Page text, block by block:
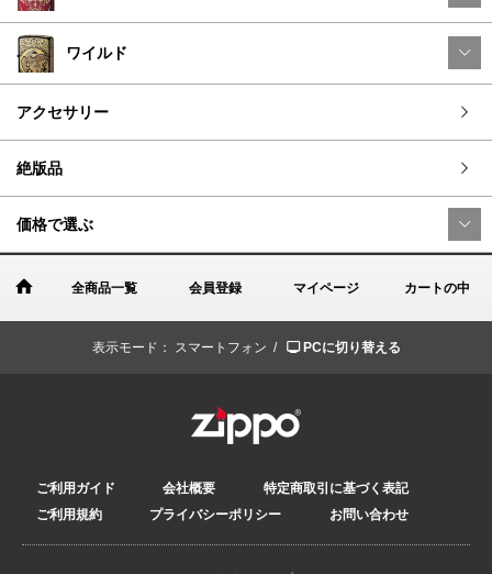
ワイルド
アクセサリー
絶版品
価格で選ぶ
全商品一覧 会員登録 マイページ カートの中
表示モード： スマートフォン / PCに切り替える
ご利用ガイド 会社概要
特定商取引に基づく表記
ご利用規約
プライバシーポリシー お問い合わせ